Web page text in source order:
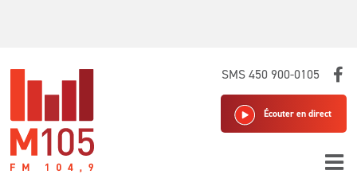
SMS 450 900-0105
Écouter en direct